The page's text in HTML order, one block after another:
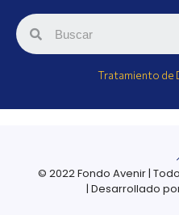
Tratamiento de
© 2022 Fondo Avenir |
| Desarrollado